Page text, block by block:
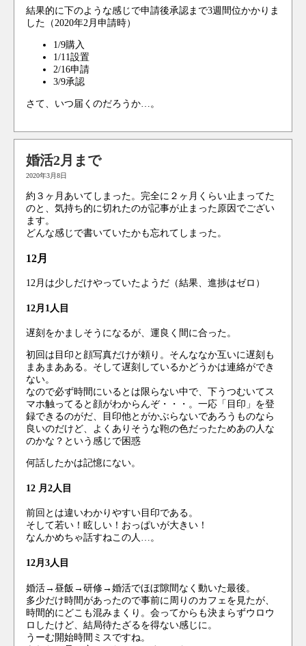
結果的に下のような感じで申請後承認まで3週間位かかりま
した（2020年2月申請時）
1/9購入
1/11設置
2/16申請
3/9承認
さて、いつ届くのだろうか…。
婚活2月まで
2020年3月8日
約３ヶ月あいてしまった。完全に２ヶ月くらい止まってた
のと、気持ち的に切れたのが記事が止まった原因でござい
ます。
どんな感じで書いていたかも忘れてしまった。
12月
12月は少しだけやっていたようだ（結果、進捗はゼロ）
12月1人目
遅刻をかましそうになるが、運良く間に合った。
初回は目印と顔写真だけが頼り。そんななか互いに遅刻も
まあまあある。そして遅刻しているかどうかは連絡ができ
ない。
なので必ず時間にいるとは限らない中で、下うつむいてス
マホ触ってると顔がわからんぞ・・・。一応「目印」を登
録できるのがだ、目印他とがかぶらないであろうものなら
良いのだけど、よくありそうな鞄の色だったためあの人な
のかな？という感じで困惑
何話したかは記憶にない。
12 月2人目
前回とは違いわかりやすい目印である。
そして若い！眩しい！おっぱいが大きい！
なんかめちゃ話すねこの人…。
12月3人目
婚活→昼飯→研修→婚活でほぼ隙間なく動いた最後。
多少だけ時間があったので事前に周りのカフェを見たが、
時間的にどこも混みまくり。会ってからも決まらずウロウ
ロしたけど、結局待たざるを得ない感じに。
うーむ開始時間ミスですね。